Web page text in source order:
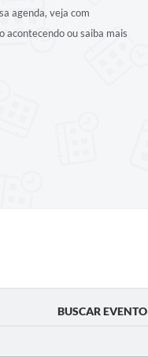
agenda, veja com
acontecendo ou saiba mais
BUSCAR EVENTO